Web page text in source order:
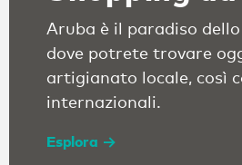
Aruba è il paradiso
dove potrete trovare
artigianato locale, così
internazionali.
Esplora